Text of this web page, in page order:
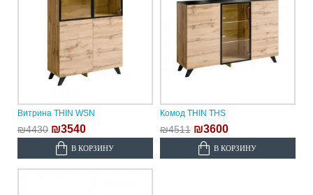
Витрина THIN WSN
₪4430 ₪3540
В КОРЗИНУ
Комод THIN THS
₪4511 ₪3600
В КОРЗИНУ